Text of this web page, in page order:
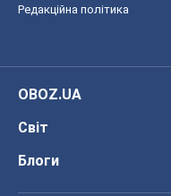
Редакційна політика
OBOZ.UA
Світ
Блоги